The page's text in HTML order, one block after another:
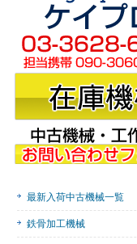
最新入荷中古機械一覧
鉄骨加工機械